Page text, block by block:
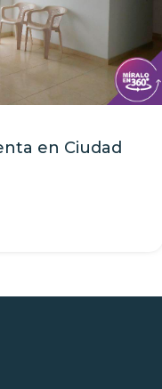
en Ciudad